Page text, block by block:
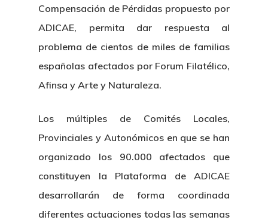
Compensación de Pérdidas propuesto por
ADICAE, permita dar respuesta al
problema de cientos de miles de familias
españolas afectados por Forum Filatélico,
Afinsa y Arte y Naturaleza.
Los múltiples de Comités Locales,
Provinciales y Autonómicos en que se han
organizado los 90.000 afectados que
constituyen la Plataforma de ADICAE
desarrollarán de forma coordinada
diferentes actuaciones todas las semanas